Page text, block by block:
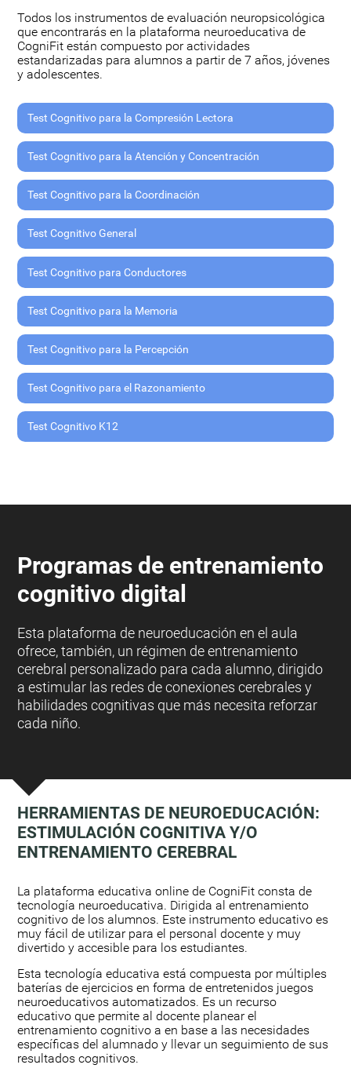
Todos los instrumentos de evaluación neuropsicológica
que encontrarás en la plataforma neuroeducativa de
CogniFit están compuesto por actividades
estandarizadas para alumnos a partir de 7 años, jóvenes
y adolescentes.
Test Cognitivo para la Compresión Lectora
Test Cognitivo para la Atención y Concentración
Test Cognitivo para la Coordinación
Test Cognitivo General
Test Cognitivo para Conductores
Test Cognitivo para la Memoria
Test Cognitivo para la Percepción
Test Cognitivo para el Razonamiento
Test Cognitivo K12
Programas de entrenamiento
cognitivo digital
Esta plataforma de neuroeducación en el aula
ofrece, también, un régimen de entrenamiento
cerebral personalizado para cada alumno, dirigido
a estimular las redes de conexiones cerebrales y
habilidades cognitivas que más necesita reforzar
cada niño.
HERRAMIENTAS DE NEUROEDUCACIÓN:
ESTIMULACIÓN COGNITIVA Y/O
ENTRENAMIENTO CEREBRAL
La plataforma educativa online de CogniFit consta de
tecnología neuroeducativa. Dirigida al entrenamiento
cognitivo de los alumnos. Este instrumento educativo es
muy fácil de utilizar para el personal docente y muy
divertido y accesible para los estudiantes.
Esta tecnología educativa está compuesta por múltiples
baterías de ejercicios en forma de entretenidos juegos
neuroeducativos automatizados. Es un recurso
educativo que permite al docente planear el
entrenamiento cognitivo a en base a las necesidades
específicas del alumnado y llevar un seguimiento de sus
resultados cognitivos.